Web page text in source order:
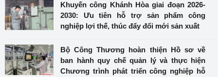
Khuyến công Khánh Hòa giai đoạn 2026-
2030: Ưu tiên hỗ trợ sản phẩm công
nghiệp lợi thế, thúc đẩy đổi mới sản xuất
Bộ Công Thương hoàn thiện Hồ sơ về
ban hành quy chế quản lý và thực hiện
Chương trình phát triển công nghiệp hỗ